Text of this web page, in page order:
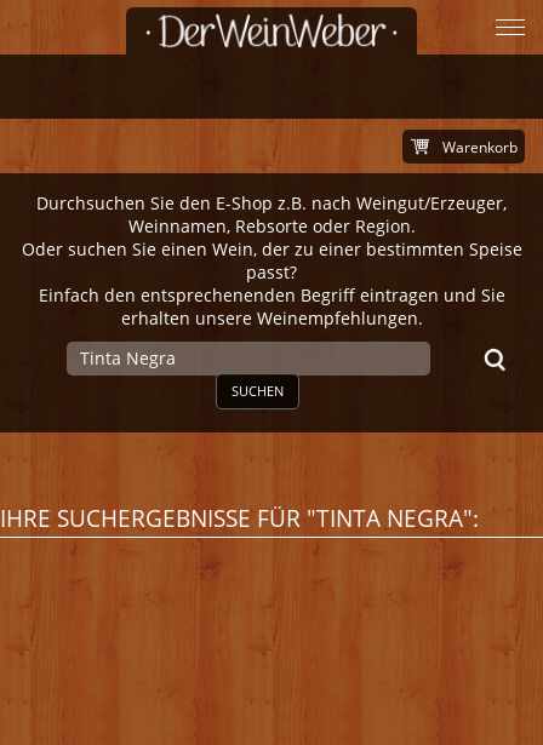
Durchsuchen Sie den E-Shop z.B. nach Weingut/Erzeuger,
Weinnamen, Rebsorte oder Region.
Oder suchen Sie einen Wein, der zu einer bestimmten Speise
passt?
Einfach den entsprechenenden Begriff eintragen und Sie
erhalten unsere Weinempfehlungen.
SUCHEN
Warenkorb
IHRE SUCHERGEBNISSE FÜR "TINTA NEGRA":